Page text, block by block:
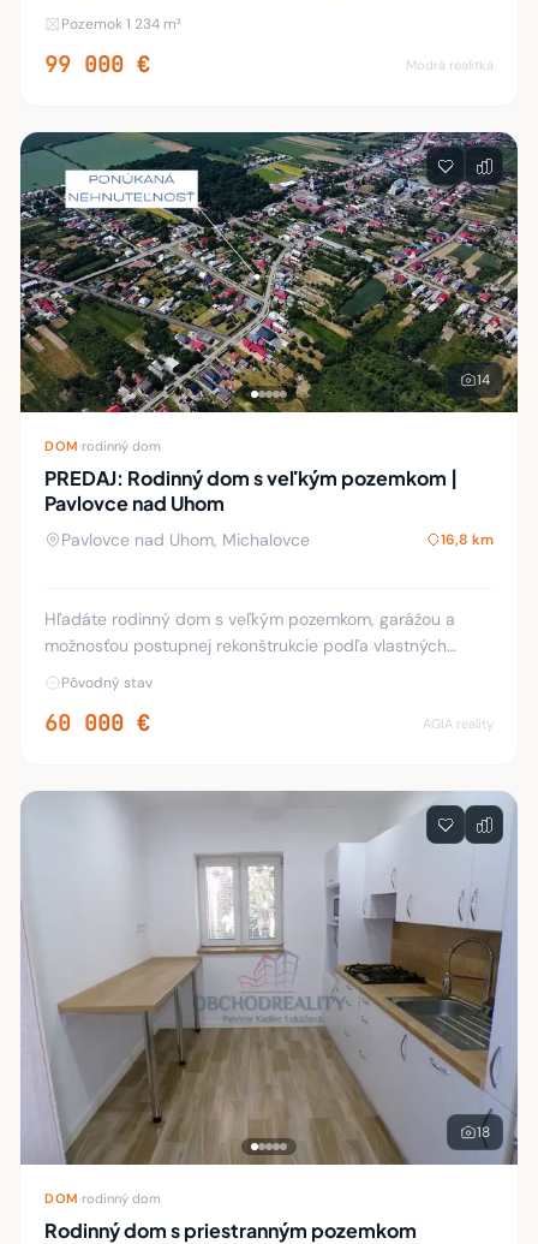
vinohradov pri Zemplínskej šírave, známom ako slovenské
Pozemok 1 234 m²
99 000 € Modrá realitka
14
DOM rodinný dom
PREDAJ: Rodinný dom s veľkým pozemkom |
Pavlovce nad Uhom
Pavlovce nad Uhom, Michalovce 16,8 km
Hľadáte rodinný dom s veľkým pozemkom, garážou a
možnosťou postupnej rekonštrukcie podľa vlastných
predstáv? Táto nehnuteľnosť v obci Pavlovce nad Uhom
môže byť zaujímavou voľbou pre rodinu, ale aj pr
Pôvodný stav
60 000 € AGIA reality
18
DOM rodinný dom
Rodinný dom s priestranným pozemkom